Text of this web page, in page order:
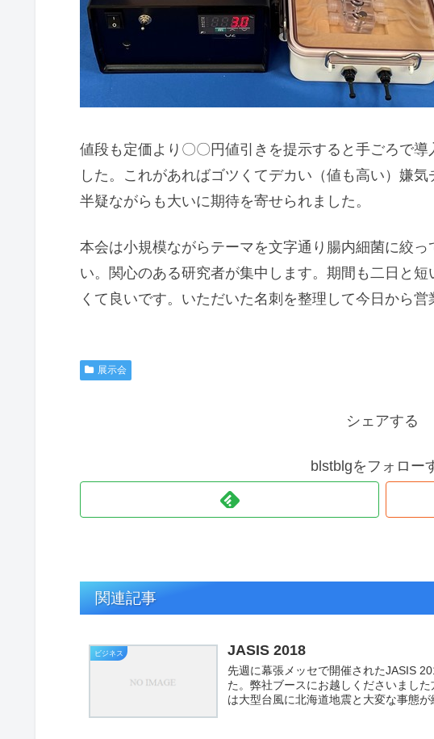
値段も定価より〇〇円値引きを提示すると手ごろで
した。これがあればゴツくてデカい（値も高い）嫌
半疑ながらも大いに期待を寄せられました。
本会は小規模ながらテーマを文字通り腸内細菌に絞
い。関心のある研究者が集中します。期間も二日と
くて良いです。いただいた名刺を整理して今日から営
展示会
シェアする
blstblgをフォロー
関連記事
ビジネス JASIS 2018
先週に幕張メッセで開催されたJASIS
た。弊社ブースにお越しくださいまし
は大型台風に北海道地震と大変な事態